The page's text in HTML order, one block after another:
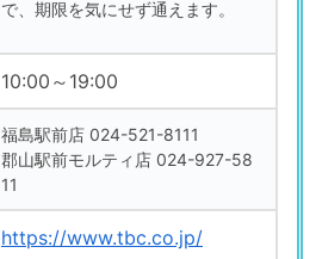
で、期限を気にせず通えます。
10:00～19:00
福島駅前店 024-521-8111
郡山駅前モルティ店 024-927-58
11
https://www.tbc.co.jp/